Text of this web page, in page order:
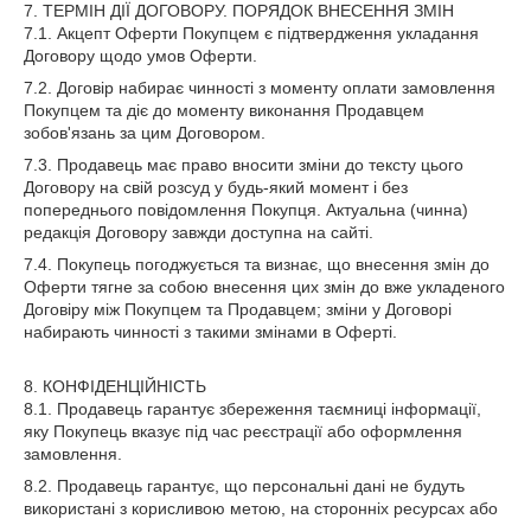
7. ТЕРМІН ДІЇ ДОГОВОРУ. ПОРЯДОК ВНЕСЕННЯ ЗМІН
7.1. Акцепт Оферти Покупцем є підтвердження укладання
Договору щодо умов Оферти.
7.2. Договір набирає чинності з моменту оплати замовлення
Покупцем та діє до моменту виконання Продавцем
зобов'язань за цим Договором.
7.3. Продавець має право вносити зміни до тексту цього
Договору на свій розсуд у будь-який момент і без
попереднього повідомлення Покупця. Актуальна (чинна)
редакція Договору завжди доступна на сайті.
7.4. Покупець погоджується та визнає, що внесення змін до
Оферти тягне за собою внесення цих змін до вже укладеного
Договіру між Покупцем та Продавцем; зміни у Договорі
набирають чинності з такими змінами в Оферті.
8. КОНФІДЕНЦІЙНІСТЬ
8.1. Продавець гарантує збереження таємниці інформації,
яку Покупець вказує під час реєстрації або оформлення
замовлення.
8.2. Продавець гарантує, що персональні дані не будуть
використані з корисливою метою, на сторонніх ресурсах або